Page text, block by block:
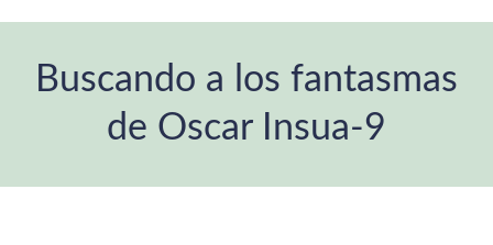
Buscando a los fantasmas
de Oscar Insua-9